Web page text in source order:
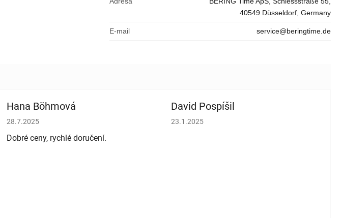
40549 Düsseldorf, Germany
E-mail service@beringtime.de
Hana Böhmová
Hodnocení obchodu je 5 z 5 hvězdiček.
28.7.2025
Dobré ceny, rychlé doručení.
David Pospíšil
Hodnocení obchodu je 5 z 5 hvězdiček.
23.1.2025